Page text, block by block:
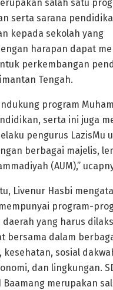
salah satu
serta sarana
kepada sekolah yang
harapan dapat
perkembangan
Tengah.
program
serta ini juga
pengurus LazisMu
berbagai majelis,
(AUM),”
Livenur Hasbi
program-
daerah yang harus
bersama dalam
sosial
dan lingkungan.
Baamang merupakan